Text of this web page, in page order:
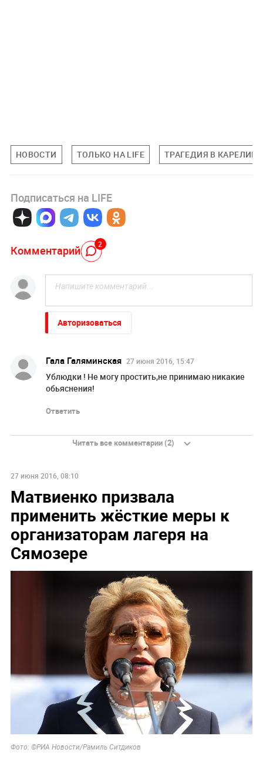
НОВОСТИ ТОЛЬКО НА LIFE ТРАГЕДИЯ В КАРЕЛИИ
Подписаться на LIFE
Комментарий 2
Авторизоваться
Гала Галяминская 27 июня 2016, 15:47
Ублюдки ! Не могу простить,не принимаю никакие
обьяснения!
Ответить
Читать все комментарии (2)
27 июня 2016, 08:10
Матвиенко призвала
применить жёсткие меры к
организаторам лагеря на
Сямозере
Фото: ©РИА Новости/Рамиль Ситдиков